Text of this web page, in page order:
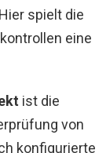
spielt die
eine
ist die
von
konfigurierte